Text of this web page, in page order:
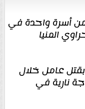
من أسرة واحدة في
المنيا
بقتل عامل خلال
نارية في